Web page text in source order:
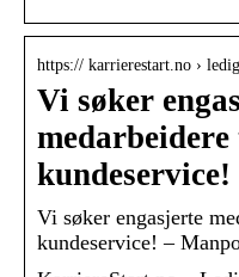
https:// karrierestart.no ›
Vi søker
kundeservice!
Vi søker engasjerte
kundeservice! –